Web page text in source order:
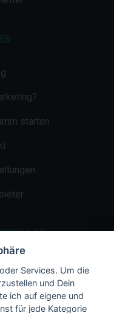
starten
Services. Um die
und Dein
ich auf eigene und
für jede Kategorie